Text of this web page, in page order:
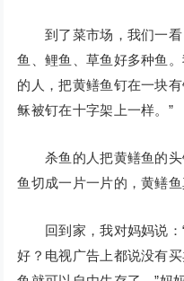
到了菜市场，我们一看
鱼、鲤鱼、草鱼好多种鱼
的人，把黄鳝鱼钉在一块
稣被钉在十字架上一样。”
杀鱼的人把黄鳝鱼的头
鱼切成一片一片的，黄鳝鱼
回到家，我对妈妈说：“
好？电视广告上都说没有